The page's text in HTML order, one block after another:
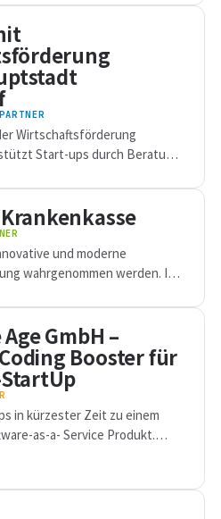
Wirtschaftsförderung
Start-ups durch Beratung,
des...
und moderne
wahrgenommen werden. In
stellen wir immer wieder
GmbH –
Booster für
in kürzester Zeit zu einem
as-a- Service Produkt.
wir uns auf Growth und Tech,
ohne das andere...